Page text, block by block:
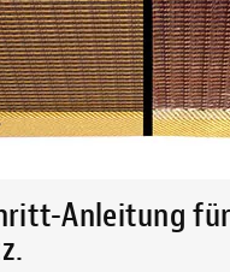
Anleitung für